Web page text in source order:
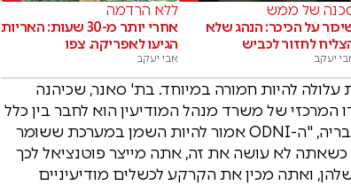
של ממש
על הכיכר: הנהג שלא
לחזור לכביש
יעקב
ללא הרדמה
אחרי יותר מ-30 שעות: האריות
הגיעו לאפריקה. צפו
אבי יעקב
להיות חמורה במיוחד. בת' סאנר, שכיהנה
המרכזי של משרד מנהל המודיעין הוא לחבר בין כלל
גופי הביון ולמנוע מצב שבו כל סוכנות פועלת בבידוד. לדבריה, "ה-ODNI אמור להיות השמן במערכת ששומר
כשאתה לא עושה את זה, אתה מייצר פוטנציאל לכך
ואתה מכין את הקרקע לכשלים מודיעיניים